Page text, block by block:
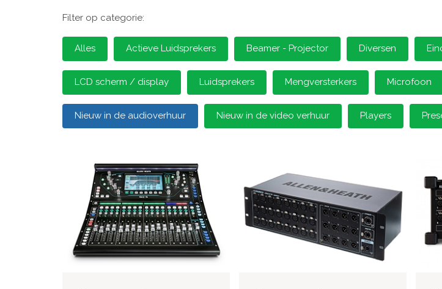
Filter op categorie:
Alles Actieve Luidsprekers Beamer - Projector Diversen
LCD scherm / display Luidsprekers Mengversterkers Microfoon
Nieuw in de audioverhuur Nieuw in de video verhuur Players